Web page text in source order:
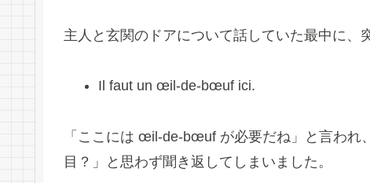
主人と玄関のドアについて話していた最中に、
Il faut un œil-de-bœuf ici.
「ここには œil-de-bœuf が必要だね」と言われ
目？」と思わず聞き返してしまいました。